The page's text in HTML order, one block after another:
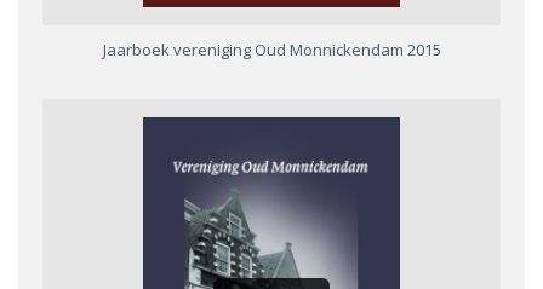
Jaarboek vereniging Oud Monnickendam 2015